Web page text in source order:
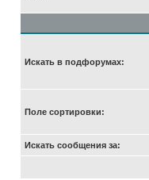
Искать в подфорумах:
Поле сортировки:
Искать сообщения за: